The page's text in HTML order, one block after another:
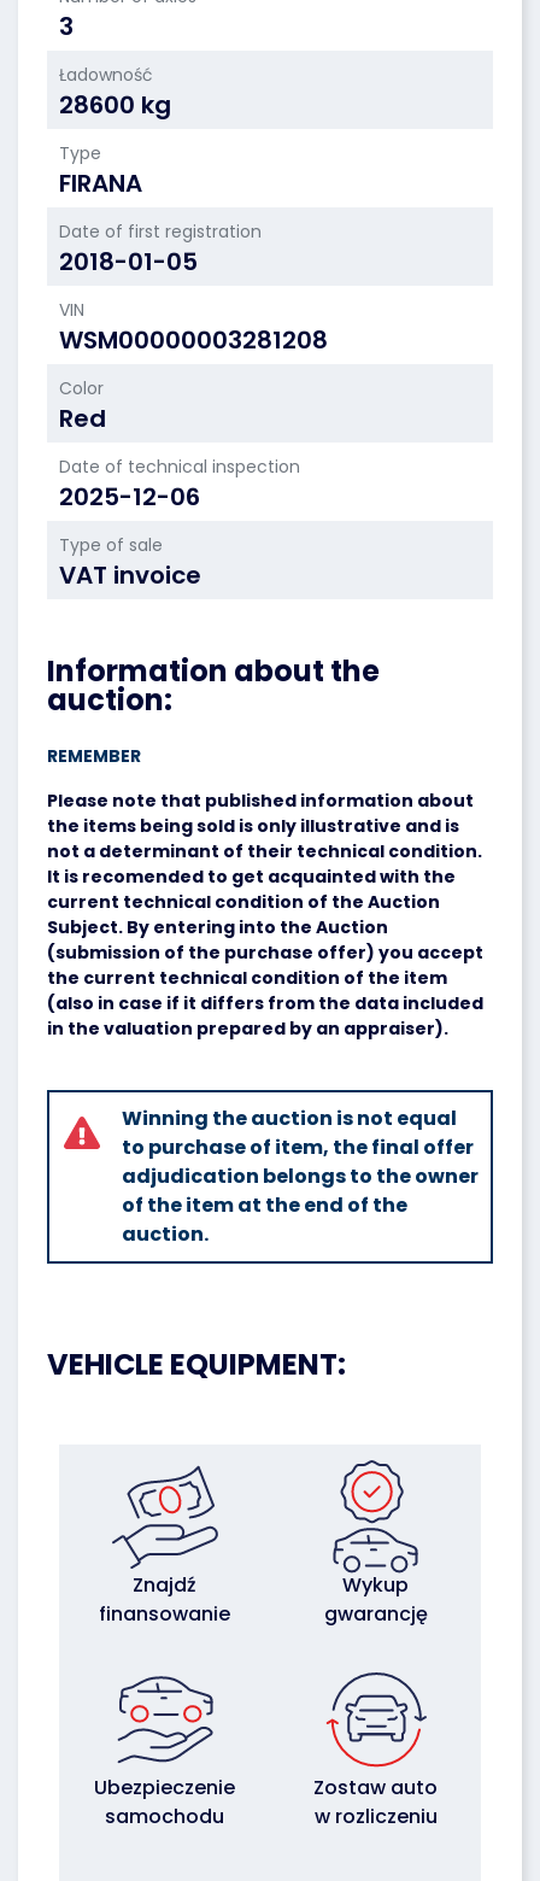
3
Ładowność
28600 kg
Type
FIRANA
Date of first registration
2018-01-05
VIN
WSM00000003281208
Color
Red
Date of technical inspection
2025-12-06
Type of sale
VAT invoice
Information about the
auction:
REMEMBER
Please note that published information about
the items being sold is only illustrative and is
not a determinant of their technical condition.
It is recomended to get acquainted with the
current technical condition of the Auction
Subject. By entering into the Auction
(submission of the purchase offer) you accept
the current technical condition of the item
(also in case if it differs from the data included
in the valuation prepared by an appraiser).
Winning the auction is not equal
to purchase of item, the final offer
adjudication belongs to the owner
of the item at the end of the
auction.
VEHICLE EQUIPMENT:
Znajdź
finansowanie
Wykup
gwarancję
Ubezpieczenie
samochodu
Zostaw auto
w rozliczeniu